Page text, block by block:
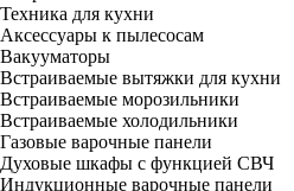
Техника для кухни
Аксессуары к пылесосам
Вакууматоры
Встраиваемые вытяжки для кухни
Встраиваемые морозильники
Встраиваемые холодильники
Газовые варочные панели
Духовые шкафы с функцией СВЧ
Индукционные варочные панели